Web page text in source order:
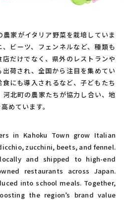
家がイタリア野菜を栽培していま
ビーツ、フェンネルなど、種類も
だけでなく、県外のレストランや
荷され、全国から注目を集めてい
にも導入されるなど、子どもたち
河北町の農家たちが協力し合い、地
めています。
in Kahoku Town grow Italian
zucchini, beets, and fennel.
and shipped to high-end
restaurants across Japan.
into school meals. Together,
the region’s brand value